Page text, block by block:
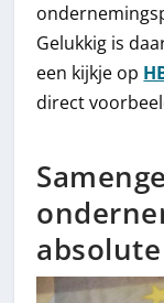
Gelukkig is
een kijkje op
direct